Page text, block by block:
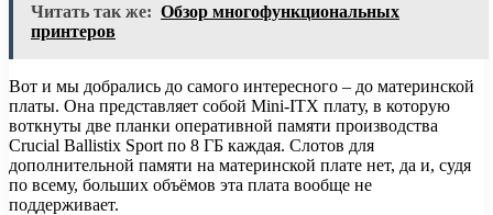
Читать так же: Обзор многофункциональных
принтеров
Вот и мы добрались до самого интересного – до материнской
платы. Она представляет собой Mini-ITX плату, в которую
воткнуты две планки оперативной памяти производства
Crucial Ballistix Sport по 8 ГБ каждая. Слотов для
дополнительной памяти на материнской плате нет, да и, судя
по всему, больших объёмов эта плата вообще не
поддерживает.